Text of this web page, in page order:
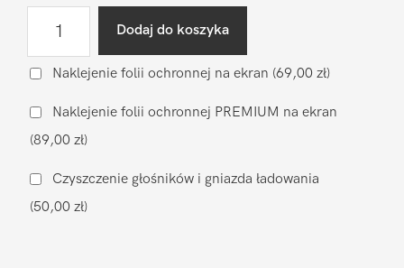
wyświetlacza
iPhone
13
Dodaj do koszyka
Naklejenie folii ochronnej na ekran (69,00 zł)
Naklejenie folii ochronnej PREMIUM na ekran
(89,00 zł)
Czyszczenie głośników i gniazda ładowania
(50,00 zł)